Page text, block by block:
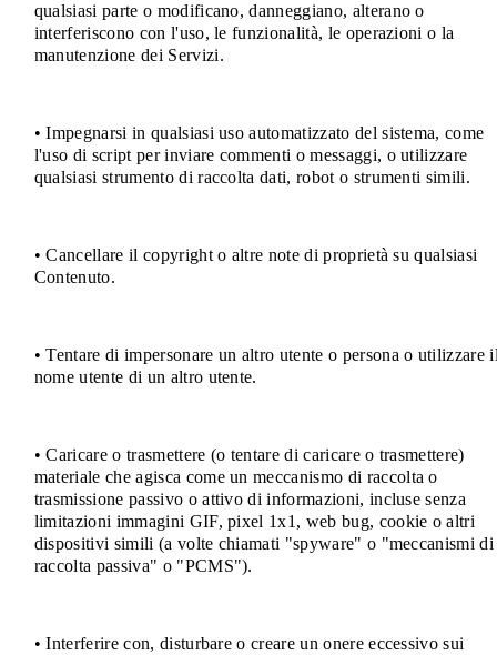
qualsiasi parte o modificano, danneggiano, alterano o
interferiscono con l'uso, le funzionalità, le operazioni o la
manutenzione dei Servizi.
• Impegnarsi in qualsiasi uso automatizzato del sistema, come
l'uso di script per inviare commenti o messaggi, o utilizzare
qualsiasi strumento di raccolta dati, robot o strumenti simili.
• Cancellare il copyright o altre note di proprietà su qualsiasi
Contenuto.
• Tentare di impersonare un altro utente o persona o utilizzare
nome utente di un altro utente.
• Caricare o trasmettere (o tentare di caricare o trasmettere)
materiale che agisca come un meccanismo di raccolta o
trasmissione passivo o attivo di informazioni, incluse senza
limitazioni immagini GIF, pixel 1x1, web bug, cookie o altri
dispositivi simili (a volte chiamati "spyware" o "meccanismi di
raccolta passiva" o "PCMS").
• Interferire con, disturbare o creare un onere eccessivo sui